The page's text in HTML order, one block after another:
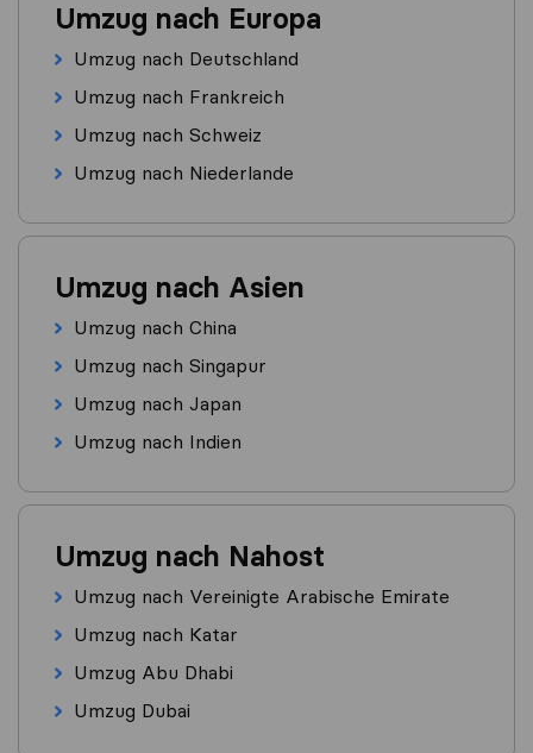
Umzug nach Europa
Umzug nach Deutschland
Umzug nach Frankreich
Umzug nach Schweiz
Umzug nach Niederlande
Umzug nach Asien
Umzug nach China
Umzug nach Singapur
Umzug nach Japan
Umzug nach Indien
Umzug nach Nahost
Umzug nach Vereinigte Arabische Emirate
Umzug nach Katar
Umzug Abu Dhabi
Umzug Dubai